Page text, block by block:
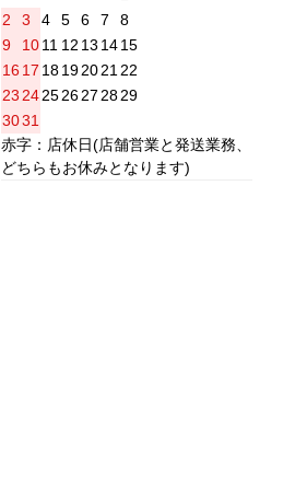
2
3 4 5 6 7
8
9
1011 12 13 1415
16 17 18192021 22
23 24252627 2829
3031
赤字：店休日(店舗営業と発送業務、
どちらもお休みとなります)